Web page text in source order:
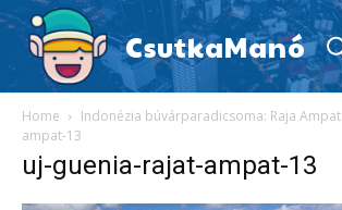
CsutkaManó
Home Indonézia búvárparadicsoma: Raja Ampat
ampat-13
uj-guenia-rajat-ampat-13